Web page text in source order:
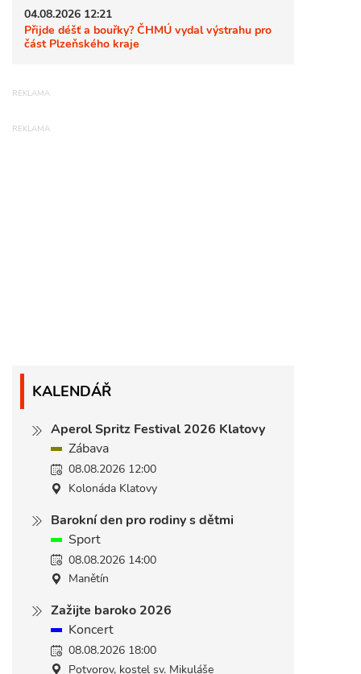
04.08.2026 12:21
Přijde déšť a bouřky? ČHMÚ vydal výstrahu pro
část Plzeňského kraje
KALENDÁŘ
Aperol Spritz Festival 2026 Klatovy
Zábava
08.08.2026 12:00
Kolonáda Klatovy
Barokní den pro rodiny s dětmi
Sport
08.08.2026 14:00
Manětín
Zažijte baroko 2026
Koncert
08.08.2026 18:00
Potvorov, kostel sv. Mikuláše